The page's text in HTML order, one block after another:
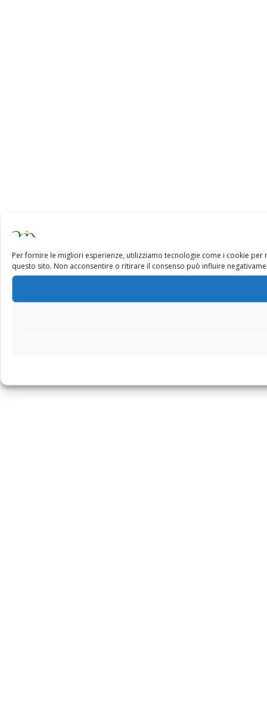
Per fornire le migliori esperienze, utilizziamo tecnologie come i cookie
questo sito. Non acconsentire o ritirare il consenso può influire